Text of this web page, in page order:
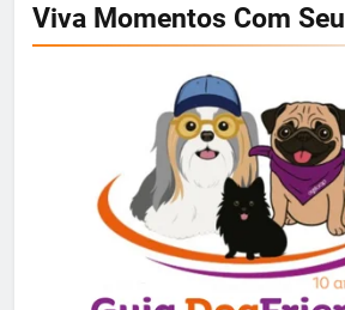
Viva Momentos Com Seu